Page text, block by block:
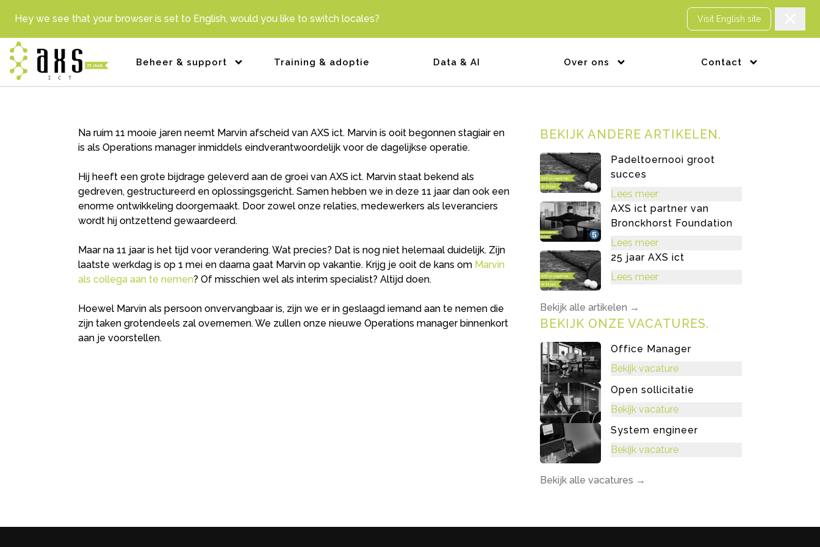
Hey we see that your browser is set to English, would you like to switch locales? Visit English site
Na ruim 11 mooie jaren neemt Marvin afscheid van AXS ict. Marvin is ooit begonnen stagiair en
is als Operations manager inmiddels eindverantwoordelijk voor de dagelijkse operatie.
Hij heeft een grote bijdrage geleverd aan de groei van AXS ict. Marvin staat bekend als
gedreven, gestructureerd en oplossingsgericht. Samen hebben we in deze 11 jaar dan ook een
enorme ontwikkeling doorgemaakt. Door zowel onze relaties, medewerkers als leveranciers
wordt hij ontzettend gewaardeerd.
Maar na 11 jaar is het tijd voor verandering. Wat precies? Dat is nog niet helemaal duidelijk. Zijn
laatste werkdag is op 1 mei en daarna gaat Marvin op vakantie. Krijg je ooit de kans om Marvin
als collega aan te nemen? Of misschien wel als interim specialist? Altijd doen.
Hoewel Marvin als persoon onvervangbaar is, zijn we er in geslaagd iemand aan te nemen die
zijn taken grotendeels zal overnemen. We zullen onze nieuwe Operations manager binnenkort
aan je voorstellen.
BEKIJK ANDERE ARTIKELEN.
Padeltoernooi groot
succes
Lees meer
AXS ict partner van
Bronckhorst Foundation
Lees meer
25 jaar AXS ict
Lees meer
Bekijk alle artikelen →
BEKIJK ONZE VACATURES.
Office Manager
Bekijk vacature
Open sollicitatie
Bekijk vacature
System engineer
Bekijk vacature
Bekijk alle vacatures →